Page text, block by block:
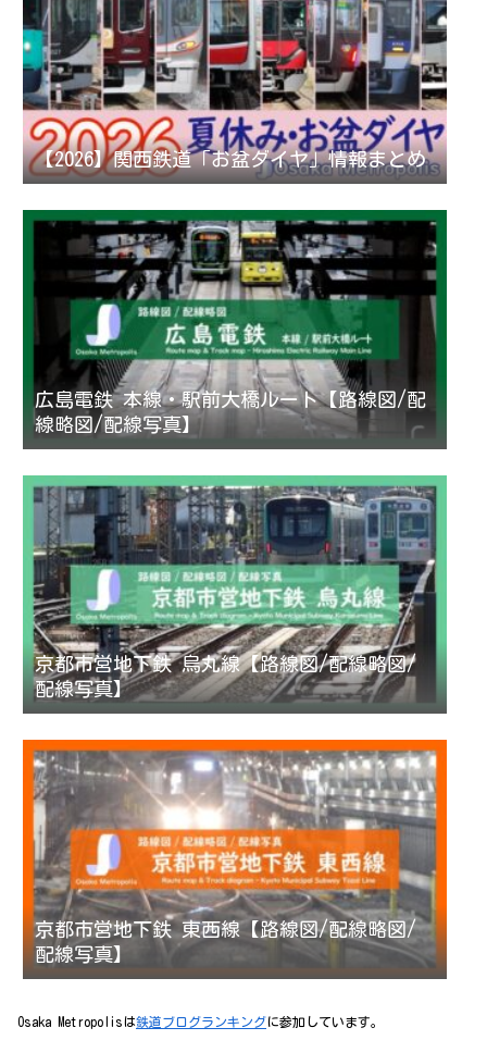
【2026】関西鉄道「お盆ダイヤ」情報まとめ
広島電鉄 本線・駅前大橋ルート【路線図/配
線略図/配線写真】
京都市営地下鉄 烏丸線【路線図/配線略図/
配線写真】
京都市営地下鉄 東西線【路線図/配線略図/
配線写真】
Osaka Metropolisは鉄道ブログランキングに参加しています。